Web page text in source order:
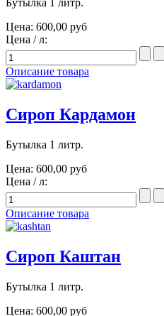
Бутылка 1 литр.
Цена: 600,00 руб
Цена / л:
Описание товара
Сироп Кардамон
Бутылка 1 литр.
Цена: 600,00 руб
Цена / л:
Описание товара
Сироп Каштан
Бутылка 1 литр.
Цена: 600,00 руб